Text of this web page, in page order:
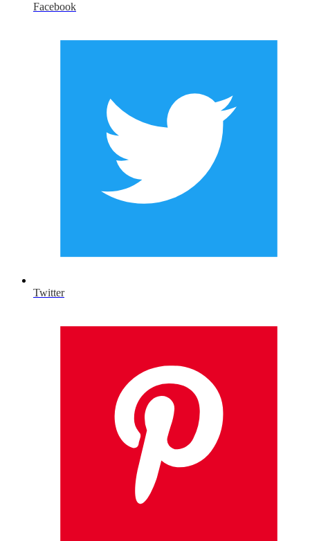
Facebook
Twitter